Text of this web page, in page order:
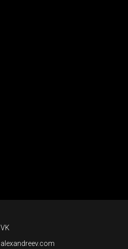
VK
alexandreev.com